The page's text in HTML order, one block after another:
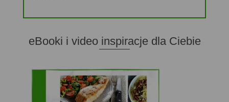
eBooki i video inspiracje dla Ciebie